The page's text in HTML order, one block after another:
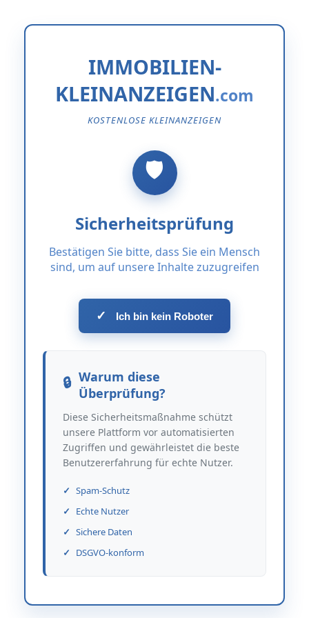
IMMOBILIEN-
KLEINANZEIGEN
KOSTENLOSE KLEINANZEIGEN
Sicherheitsprüfung
Bestätigen Sie bitte, dass Sie ein Mensch
sind, um auf unsere Inhalte zuzugreifen
✓ Ich bin kein Roboter
Warum diese
Überprüfung?
Diese Sicherheitsmaßnahme schützt
unsere Plattform vor automatisierten
Zugriffen und gewährleistet die beste
Benutzererfahrung für echte Nutzer.
Spam-Schutz
Echte Nutzer
Sichere Daten
DSGVO-konform